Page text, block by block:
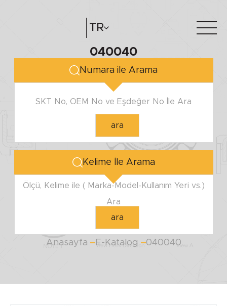
TR
Hakkımızda e-katalog
040040
Numara ile Arama
SKT No, OEM No ve Eşdeğer No İle Ara
ara
Kelime İle Arama
Ölçü, Kelime ile ( Marka-Model-Kullanım Yeri vs.)
Ara
ara
Anasayfa E-Katalog 040040